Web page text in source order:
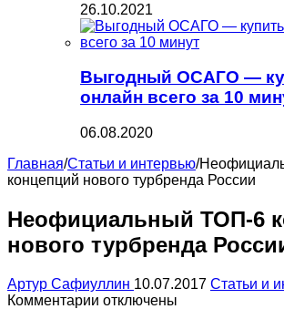
26.10.2021
Выгодный ОСАГО —
онлайн всего за 10
06.08.2020
Главная/Статьи и интервью/
концепций нового турбренда России
Неофициальный ТОП-6
нового турбренда
Артур Сафиуллин 10.07.2017 Статьи и
Комментарии котключены